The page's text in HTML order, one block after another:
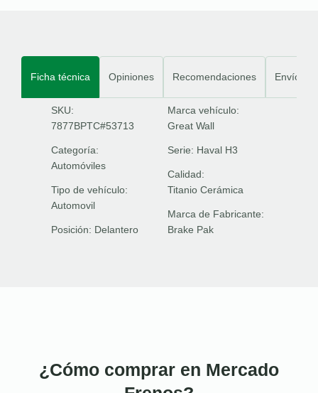
Ficha técnica Opiniones Recomendaciones Envíos
SKU:
7877BPTC#53713
Categoría:
Automóviles
Tipo de vehículo:
Automovil
Posición: Delantero
Marca vehículo:
Great Wall
Serie: Haval H3
Calidad:
Titanio Cerámica
Marca de Fabricante:
Brake Pak
¿Cómo comprar en Mercado